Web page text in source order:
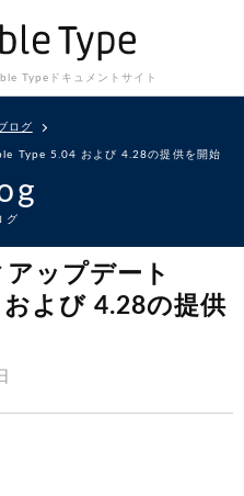
Type ドキュメントサイト
ログ
Type 5.04 および 4.28の提供を開始
グ
ップデート
よび 4.28の提供